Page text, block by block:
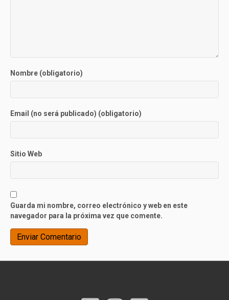
Nombre (obligatorio)
Email (no será publicado) (obligatorio)
Sitio Web
Guarda mi nombre, correo electrónico y web en este
navegador para la próxima vez que comente.